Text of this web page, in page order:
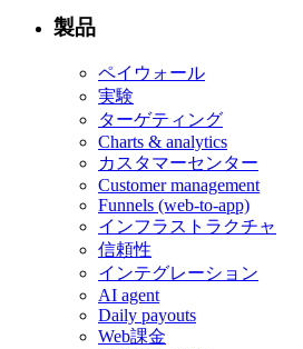
製品
ペイウォール
実験
ターゲティング
Charts & analytics
カスタマーセンター
Customer management
Funnels (web-to-app)
インフラストラクチャ
信頼性
インテグレーション
AI agent
Daily payouts
Web課金